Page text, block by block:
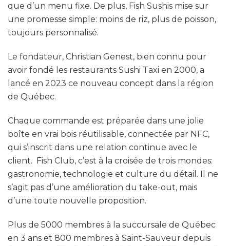
que d’un menu fixe. De plus, Fish Sushis mise sur
une promesse simple: moins de riz, plus de poisson,
toujours personnalisé.
Le fondateur, Christian Genest, bien connu pour
avoir fondé les restaurants Sushi Taxi en 2000, a
lancé en 2023 ce nouveau concept dans la région
de Québec.
Chaque commande est préparée dans une jolie
boîte en vrai bois réutilisable, connectée par NFC,
qui s’inscrit dans une relation continue avec le
client. Fish Club, c’est à la croisée de trois mondes:
gastronomie, technologie et culture du détail. Il ne
s’agit pas d’une amélioration du take-out, mais
d’une toute nouvelle proposition.
Plus de 5000 membres à la succursale de Québec
en 3 ans et 800 membres à Saint-Sauveur depuis